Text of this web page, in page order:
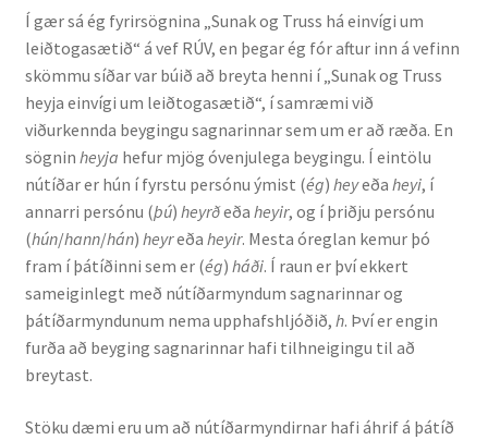
Myndir
Kennsla
Kennd námskeið
Kennsluefni
Yfirlit um kennslu
Stjórnun
Innan Háskólans
Samstarfsverkefni
Í gær sá ég fyrirsögnina „Sunak og Truss há einvígi um
leiðtogasætið“ á vef RÚV, en þegar ég fór aftur inn á vefinn
skömmu síðar var búið að breyta henni í „Sunak og Truss
heyja einvígi um leiðtogasætið“, í samræmi við
viðurkennda beygingu sagnarinnar sem um er að ræða. En
sögnin heyja hefur mjög óvenjulega beygingu. Í eintölu
nútíðar er hún í fyrstu persónu ýmist (ég) heyeða heyi, í
annarri persónu (þú) heyrðeða heyir, og í þriðju persónu
(hún/hann/hán) heyreða heyir. Mesta óreglan kemur þó
fram í þátíðinni sem er (ég) háði. Í raun er því ekkert
sameiginlegt með nútíðarmyndum sagnarinnar og
þátíðarmyndunum nema upphafshljóðið, h. Því er engin
furða að beyging sagnarinnar hafi tilhneigingu til að
breytast.
Stöku dæmi eru um að nútíðarmyndirnar hafi áhrif á þátíð